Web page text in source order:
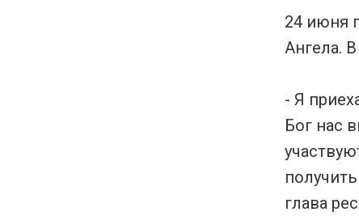
24 июня
Ангела.
- Я
Бог нас
глава